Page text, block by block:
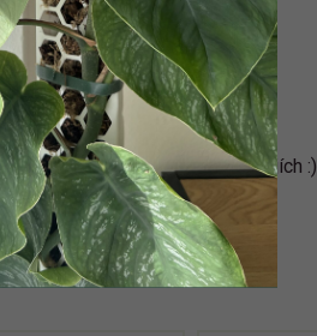
jen osobní odběr v Praze - Kyjích :)